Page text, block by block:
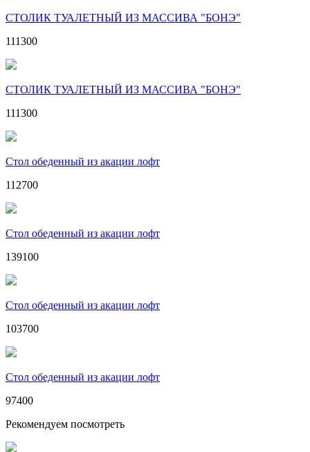
СТОЛИК ТУАЛЕТНЫЙ ИЗ МАССИВА "БОНЭ"
111300
СТОЛИК ТУАЛЕТНЫЙ ИЗ МАССИВА "БОНЭ"
111300
Стол обеденный из акации лофт
112700
Стол обеденный из акации лофт
139100
Стол обеденный из акации лофт
103700
Стол обеденный из акации лофт
97400
Рекомендуем посмотреть